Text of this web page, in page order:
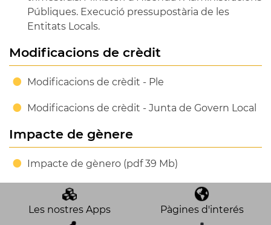
Públiques. Execució pressupostària de les
Entitats Locals.
Modificacions de crèdit
Modificacions de crèdit - Ple
Modificacions de crèdit - Junta de Govern Local
Impacte de gènere
Impacte de gènero (pdf 39 Mb)
Les nostres Apps Pàgines d'interés